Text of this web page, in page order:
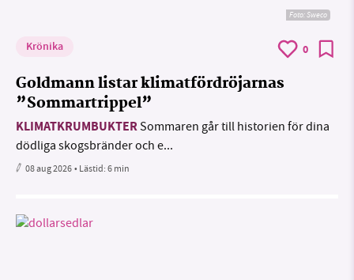
Foto: Sweco
Krönika 0
Goldmann listar klimatfördröjarnas
”Sommartrippel”
KLIMATKRUMBUKTERSommaren går till historien för dina
dödliga skogsbränder och e...
08 aug 2026• Lästid:6 min